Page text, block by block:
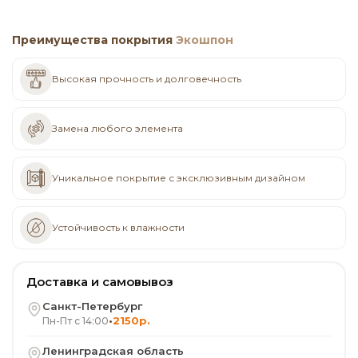
Преимущества покрытия Экошпон
Высокая прочность и долговечность
Замена любого элемента
Уникальное покрытие с эксклюзивным дизайном
Устойчивость к влажности
Доставка и самовывоз
Санкт-Петербург
Пн-Пт с 14:00•2150р.
Ленинградская область